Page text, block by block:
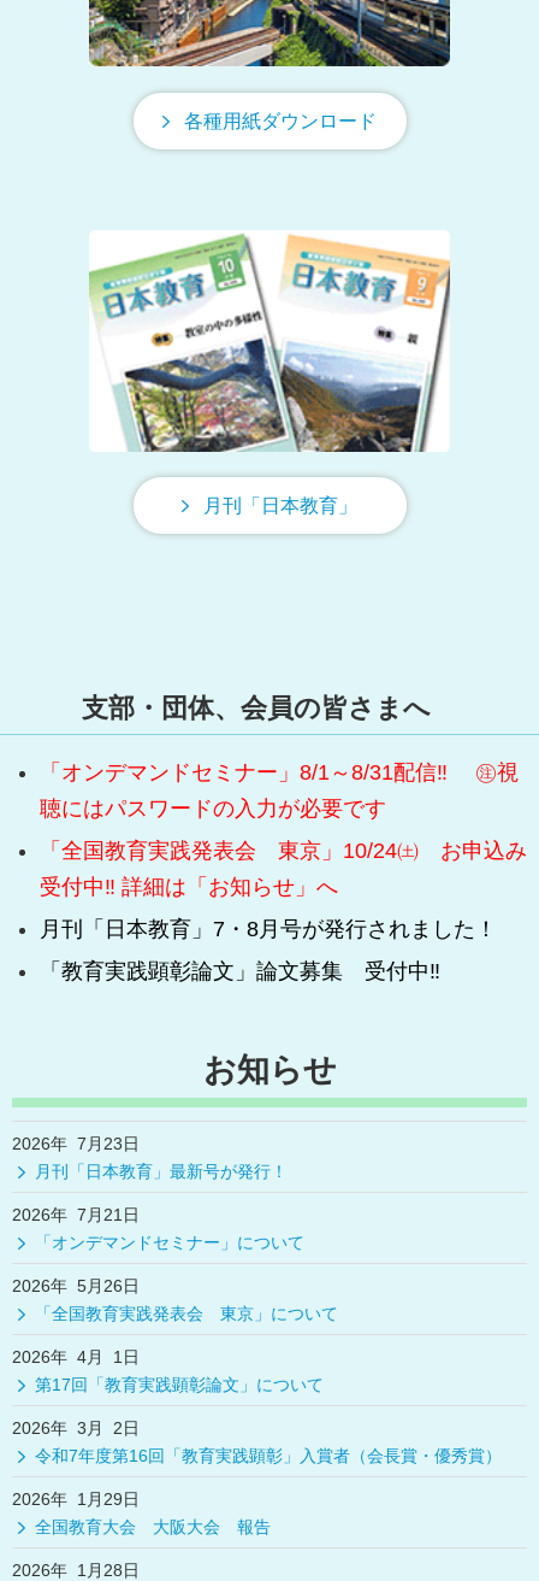
各種用紙ダウンロード
月刊「日本教育」
支部・団体、会員の皆さまへ
「オンデマンドセミナー」8/1～8/31配信‼ ㊟視
聴にはパスワードの入力が必要です
「全国教育実践発表会 東京」10/24㈯ お申込み
受付中‼ 詳細は「お知らせ」へ
月刊「日本教育」7・8月号が発行されました！
「教育実践顕彰論文」論文募集 受付中‼
お知らせ
2026年 7月23日
月刊「日本教育」最新号が発行！
2026年 7月21日
「オンデマンドセミナー」について
2026年 5月26日
「全国教育実践発表会 東京」について
2026年 4月 1日
第17回「教育実践顕彰論文」について
2026年 3月 2日
令和7年度第16回「教育実践顕彰」入賞者（会長賞・優秀賞）
2026年 1月29日
全国教育大会 大阪大会 報告
2026年 1月28日